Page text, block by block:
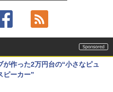
が作った2万円台の“小さなピュ
ピーカー”